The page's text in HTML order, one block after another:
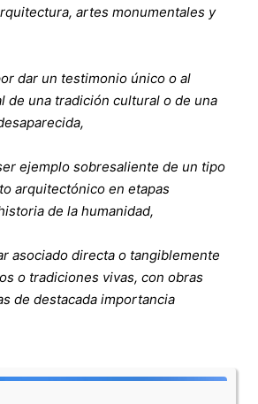
artes monumentales y
dar un testimonio único o al
de una tradición cultural o de una
ejemplo sobresaliente de un tipo
arquitectónico en etapas
de la humanidad,
asociado directa o tangiblemente
o tradiciones vivas, con obras
de destacada importancia